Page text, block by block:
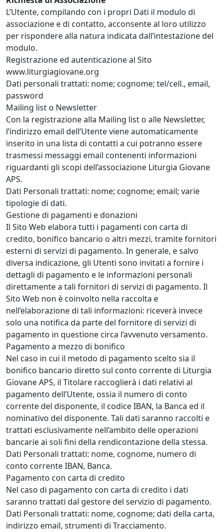
L’Utente, compilando con i propri Dati il modulo di
associazione e di contatto, acconsente al loro utilizzo
per rispondere alla natura indicata dall’intestazione del
modulo.
Registrazione ed autenticazione al Sito
www.liturgiagiovane.org
Dati personali trattati: nome; cognome; tel/cell., email,
password
Mailing list o Newsletter
Con la registrazione alla Mailing list o alle Newsletter,
l’indirizzo email dell’Utente viene automaticamente
inserito in una lista di contatti a cui potranno essere
trasmessi messaggi email contenenti informazioni
riguardanti gli scopi dell’associazione Liturgia Giovane
APS.
Dati Personali trattati: nome; cognome; email; varie
tipologie di dati.
Gestione di pagamenti e donazioni
Il Sito Web elabora tutti i pagamenti con carta di
credito, bonifico bancario o altri mezzi, tramite fornitori
esterni di servizi di pagamento. In generale, e salvo
diversa indicazione, gli Utenti sono invitati a fornire i
dettagli di pagamento e le informazioni personali
direttamente a tali fornitori di servizi di pagamento. Il
Sito Web non è coinvolto nella raccolta e
nell’elaborazione di tali informazioni: riceverà invece
solo una notifica da parte del fornitore di servizi di
pagamento in questione circa l’avvenuto versamento.
Pagamento a mezzo di bonifico
Nel caso in cui il metodo di pagamento scelto sia il
bonifico bancario diretto sul conto corrente di Liturgia
Giovane APS, il Titolare raccoglierà i dati relativi al
pagamento dell’Utente, ossia il numero di conto
corrente del disponente, il codice IBAN, la Banca ed il
nominativo del disponente. Tali dati saranno raccolti e
trattati esclusivamente nell’ambito delle operazioni
bancarie ai soli fini della rendicontazione della stessa.
Dati Personali trattati: nome, cognome, numero di
conto corrente IBAN, Banca.
Pagamento con carta di credito
Nel caso di pagamento con carta di credito i dati
saranno trattati dal gestore del servizio di pagamento.
Dati Personali trattati: nome, cognome; dati della carta,
indirizzo email, strumenti di Tracciamento.